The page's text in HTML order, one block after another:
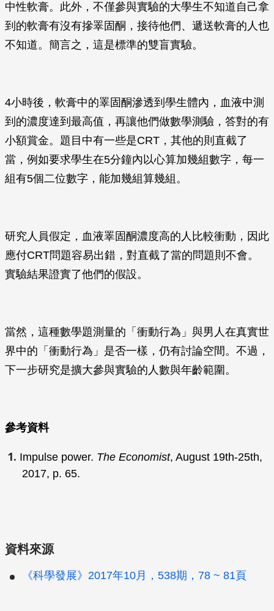
中性軟膏。此外，不僅參與實驗的大學生不知道自己拿
到的軟膏有沒有摻睪固酮，接待他們、遞送軟膏的人也
不知道。簡言之，這是標準的雙盲實驗。
4小時後，軟膏中的睪固酮滲透到學生體內，血液中測
到的濃度達到最高值，再讓他們做數學測驗，答對的有
小額賞金。題目中有一些是CRT，其他的則直截了
當，例如要求學生在5分鐘內以心算加幾組數字，每一
組有5個二位數字，能加幾組算幾組。
研究人員假定，血液睪固酮濃度高的人比較衝動，因此
應付CRT問題容易出錯，對直截了當的問題則不會。
實驗結果證實了他們的假設。
當然，這種數學題測量的「衝動行為」與男人在真實世
界中的「衝動行為」是否一樣，仍有討論空間。不過，
下一步研究是擴大參與實驗的人數與年齡範圍。
參考資料
Impulse power. The Economist, August 19th-25th,
2017, p. 65.
資料來源
《科學發展》2017年10月，538期，78 ~ 81頁